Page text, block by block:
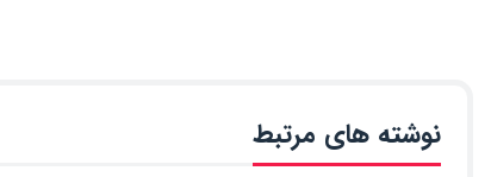
نوشته های مرتبط